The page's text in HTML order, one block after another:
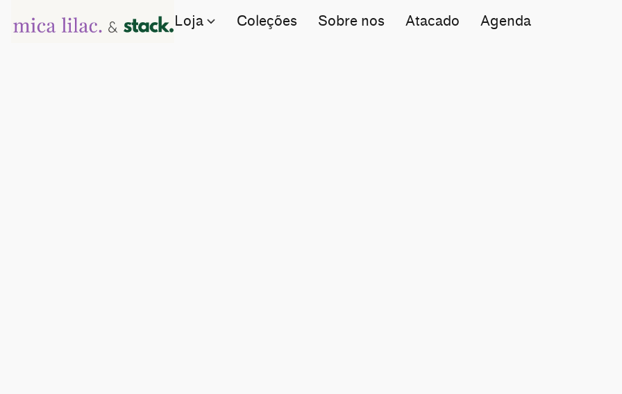
Loja Coleções Sobre nos Atacado Agenda